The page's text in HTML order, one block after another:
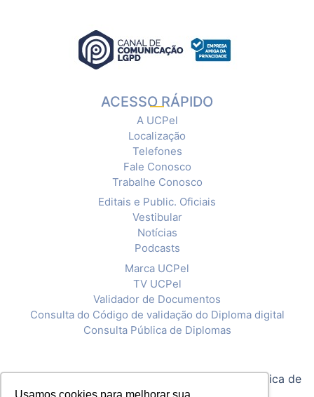
Usamos cookies para melhorar sua
ACESSO RÁPIDO
A UCPel
Localização
Telefones
Fale Conosco
Trabalhe Conosco
Editais e Public. Oficiais
Vestibular
Notícias
Podcasts
Marca UCPel
TV UCPel
Validador de Documentos
Consulta do Código de validação do Diploma digital
Consulta Pública de Diplomas
Política de